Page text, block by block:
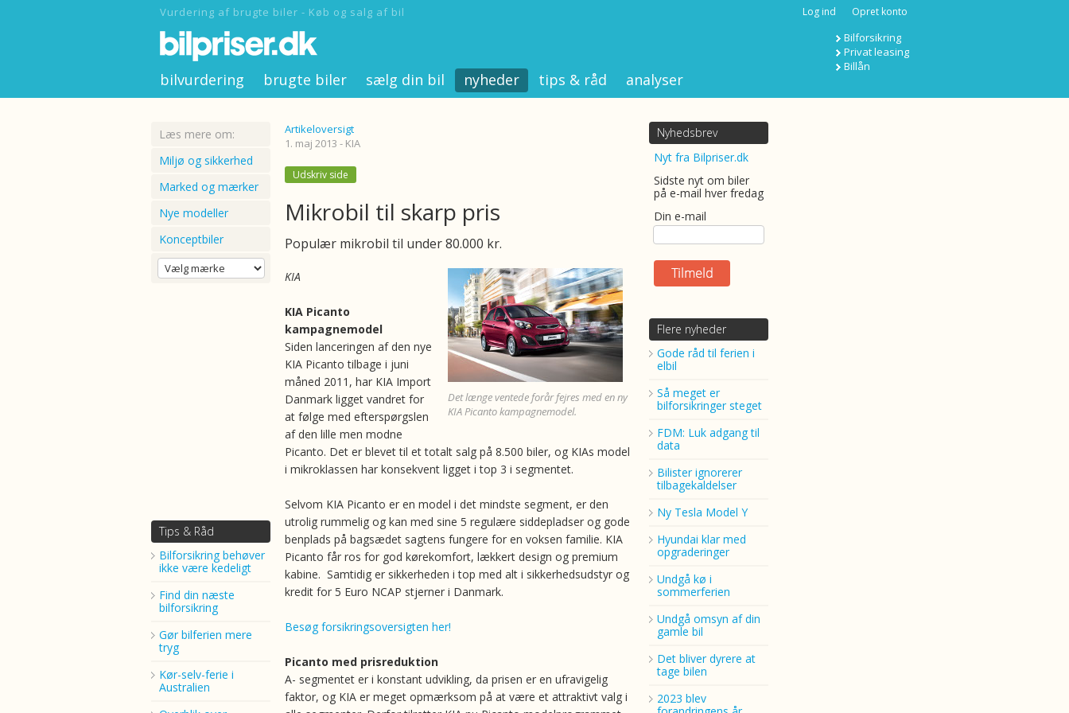
Vurdering af brugte biler - Køb og salg af bil Log ind Opret konto
Bilforsikring
Privat leasing
Billån
bilvurdering brugte biler sælg din bil nyheder tips & råd analyser
Læs mere om:
Miljø og sikkerhed
Marked og mærker
Nye modeller
Konceptbiler
Tips & Råd
Bilforsikring behøver
ikke være kedeligt
Find din næste
bilforsikring
Gør bilferien mere
tryg
Kør-selv-ferie i
Australien
Artikeloversigt
1. maj 2013 - KIA
Udskriv side
Mikrobil til skarp pris
Populær mikrobil til under 80.000 kr.
Det længe ventede forår fejres med en ny
KIA Picanto kampagnemodel.
KIA
KIA Picanto
kampagnemodel
Siden lanceringen af den nye
KIA Picanto tilbage i juni
måned 2011, har KIA Import
Danmark ligget vandret for
at følge med efterspørgslen
af den lille men modne
Picanto. Det er blevet til et totalt salg på 8.500 biler, og KIAs model
i mikroklassen har konsekvent ligget i top 3 i segmentet.
Selvom KIA Picanto er en model i det mindste segment, er den
utrolig rummelig og kan med sine 5 regulære siddepladser og gode
benplads på bagsædet sagtens fungere for en voksen familie. KIA
Picanto får ros for god kørekomfort, lækkert design og premium
kabine. Samtidig er sikkerheden i top med alt i sikkerhedsudstyr og
kredit for 5 Euro NCAP stjerner i Danmark.
Besøg forsikringsoversigten her!
Picanto med prisreduktion
A- segmentet er i konstant udvikling, da prisen er en ufravigelig
faktor, og KIA er meget opmærksom på at være et attraktivt valg i
Nyhedsbrev
Nyt fra Bilpriser.dk
Sidste nyt om biler
på e-mail hver fredag
Din e-mail
Flere nyheder
Gode råd til ferien i
elbil
Så meget er
bilforsikringer steget
FDM: Luk adgang til
data
Bilister ignorerer
tilbagekaldelser
Ny Tesla Model Y
Hyundai klar med
opgraderinger
Undgå kø i
sommerferien
Undgå omsyn af din
gamle bil
Det bliver dyrere at
tage bilen
2023 blev